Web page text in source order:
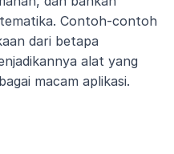
Contoh-contoh
dari betapa
alat yang
macam aplikasi.